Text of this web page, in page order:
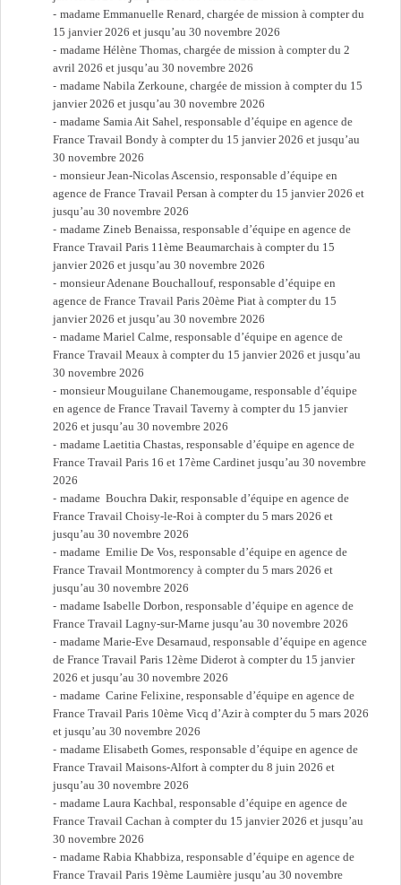
madame Emmanuelle Renard, chargée de mission à compter du
15 janvier 2026 et jusqu’au 30 novembre 2026
madame Hélène Thomas, chargée de mission à compter du 2
avril 2026 et jusqu’au 30 novembre 2026
madame Nabila Zerkoune, chargée de mission à compter du 15
janvier 2026 et jusqu’au 30 novembre 2026
madame Samia Ait Sahel, responsable d’équipe en agence de
France Travail Bondy à compter du 15 janvier 2026 et jusqu’au
30 novembre 2026
monsieur Jean-Nicolas Ascensio, responsable d’équipe en
agence de France Travail Persan à compter du 15 janvier 2026 et
jusqu’au 30 novembre 2026
madame Zineb Benaissa, responsable d’équipe en agence de
France Travail Paris 11ème Beaumarchais à compter du 15
janvier 2026 et jusqu’au 30 novembre 2026
monsieur Adenane Bouchallouf, responsable d’équipe en
agence de France Travail Paris 20ème Piat à compter du 15
janvier 2026 et jusqu’au 30 novembre 2026
madame Mariel Calme, responsable d’équipe en agence de
France Travail Meaux à compter du 15 janvier 2026 et jusqu’au
30 novembre 2026
monsieur Mouguilane Chanemougame, responsable d’équipe
en agence de France Travail Taverny à compter du 15 janvier
2026 et jusqu’au 30 novembre 2026
madame Laetitia Chastas, responsable d’équipe en agence de
France Travail Paris 16 et 17ème Cardinet jusqu’au 30 novembre
2026
madame Bouchra Dakir, responsable d’équipe en agence de
France Travail Choisy-le-Roi à compter du 5 mars 2026 et
jusqu’au 30 novembre 2026
madame Emilie De Vos, responsable d’équipe en agence de
France Travail Montmorency à compter du 5 mars 2026 et
jusqu’au 30 novembre 2026
madame Isabelle Dorbon, responsable d’équipe en agence de
France Travail Lagny-sur-Marne jusqu’au 30 novembre 2026
madame Marie-Eve Desarnaud, responsable d’équipe en agence
de France Travail Paris 12ème Diderot à compter du 15 janvier
2026 et jusqu’au 30 novembre 2026
madame Carine Felixine, responsable d’équipe en agence de
France Travail Paris 10ème Vicq d’Azir à compter du 5 mars 2026
et jusqu’au 30 novembre 2026
madame Elisabeth Gomes, responsable d’équipe en agence de
France Travail Maisons-Alfort à compter du 8 juin 2026 et
jusqu’au 30 novembre 2026
madame Laura Kachbal, responsable d’équipe en agence de
France Travail Cachan à compter du 15 janvier 2026 et jusqu’au
30 novembre 2026
madame Rabia Khabbiza, responsable d’équipe en agence de
France Travail Paris 19ème Laumière jusqu’au 30 novembre